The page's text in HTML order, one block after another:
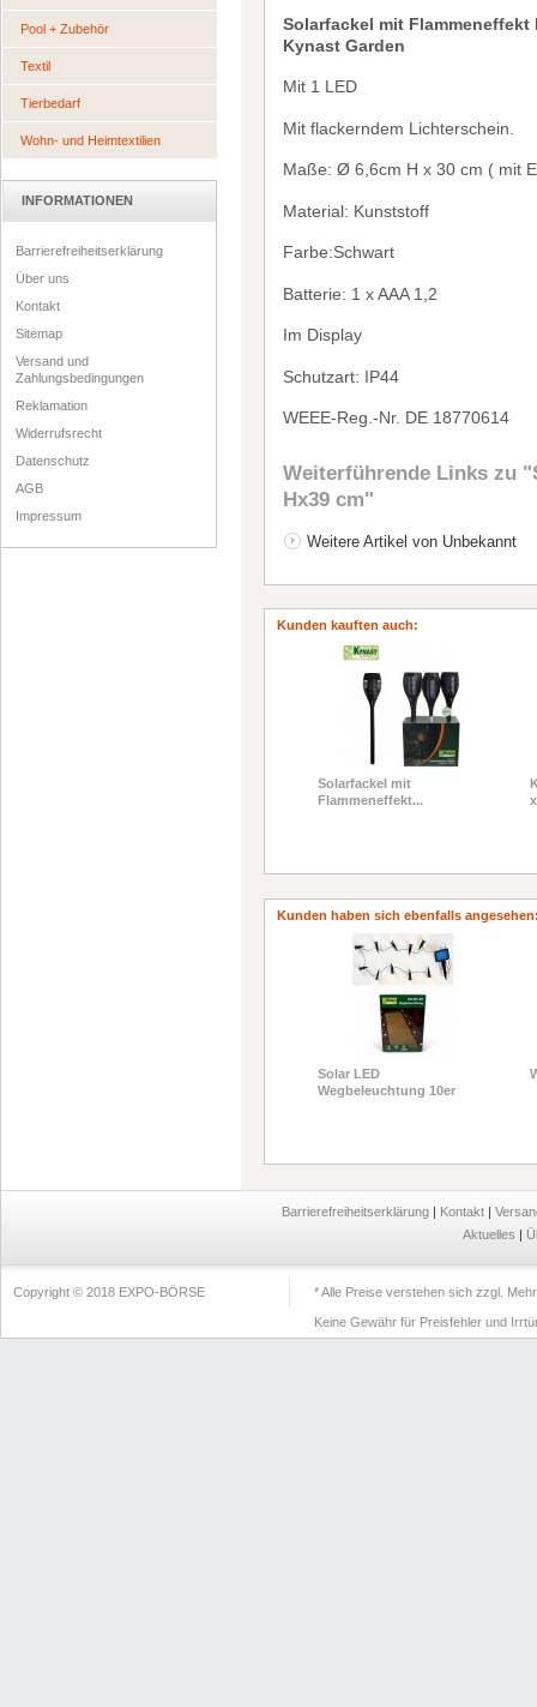
Pool + Zubehör
Textil
Tierbedarf
Wohn- und Heimtextilien
INFORMATIONEN
Barrierefreiheitserklärung
Über uns
Kontakt
Sitemap
Versand und
Zahlungsbedingungen
Reklamation
Widerrufsrecht
Datenschutz
AGB
Impressum
Solarfackel mit Flammeneffekt
Kynast Garden
Mit 1 LED
Mit flackerndem Lichterschein.
Maße:Ø 6,6cm H x 30 cm ( mit
Material: Kunststoff
Farbe:Schwart
Batterie: 1 x AAA 1,2
Im Display
Schutzart: IP44
WEEE-Reg.-Nr. DE 18770614
Weiterführende Links zu
Hx39 cm"
Weitere Artikel von Unbekannt
Kunden kauften auch:
Solarfackel mit
Flammeneffekt...
Kunden haben sich ebenfalls
Solar LED
Wegbeleuchtung 10er
Barrierefreiheitserklärung | Kontakt |
Aktuelles
Copyright © 2018 EXPO-BÖRSE * Alle Preise verstehen sich zzgl.
Keine Gewähr für Preisfehler und